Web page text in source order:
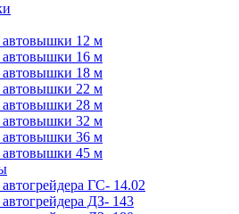
автовышки 12 м
автовышки 16 м
автовышки 18 м
автовышки 22 м
автовышки 28 м
автовышки 32 м
автовышки 36 м
автовышки 45 м
ГС- 14.02
ДЗ- 143